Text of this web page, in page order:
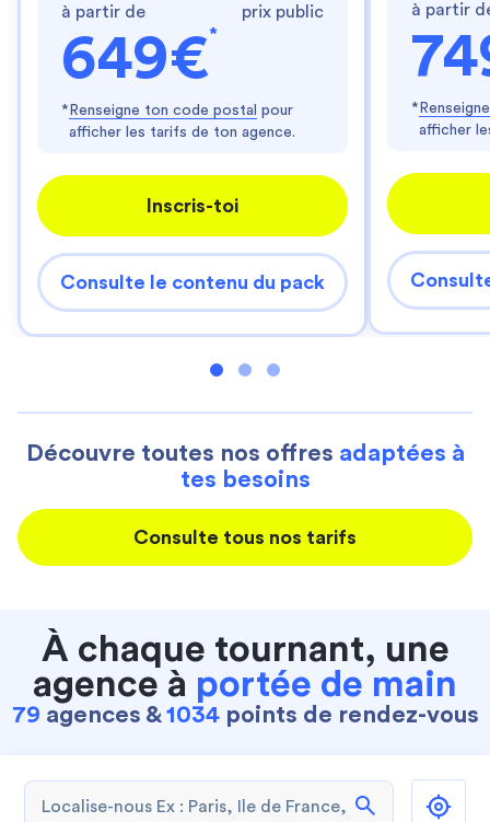
à partir de
649€*
prix public
* Renseigne ton code postal pour
afficher les tarifs de ton agence.
Inscris-toi
Consulte le contenu du pack
à partir
*
afficher
Découvre toutes nos offres adaptées à
tes besoins
Consulte tous nos tarifs
À chaque tournant, une
agence à portée de main
79 agences &1034points de rendez-vous
search